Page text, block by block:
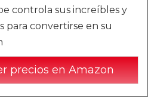
controla sus increíbles y
para convertirse en su
precios en Amazon